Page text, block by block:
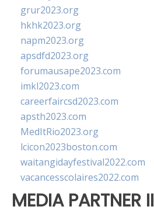
grur2023.org
hkhk2023.org
napm2023.org
apsdfd2023.org
forumausape2023.com
imkl2023.com
careerfaircsd2023.com
apsth2023.com
MedItRio2023.org
lcicon2023boston.com
waitangidayfestival2022.com
vacancesscolaires2022.com
MEDIA PARTNER II